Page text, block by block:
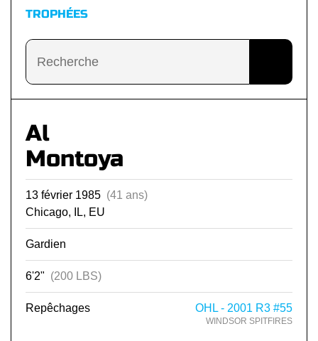
TROPHÉES
Al
Montoya
13 février 1985 (41 ans)
Chicago, IL, EU
Gardien
6'2" (200 LBS)
Repêchages OHL - 2001 R3 #55
WINDSOR SPITFIRES